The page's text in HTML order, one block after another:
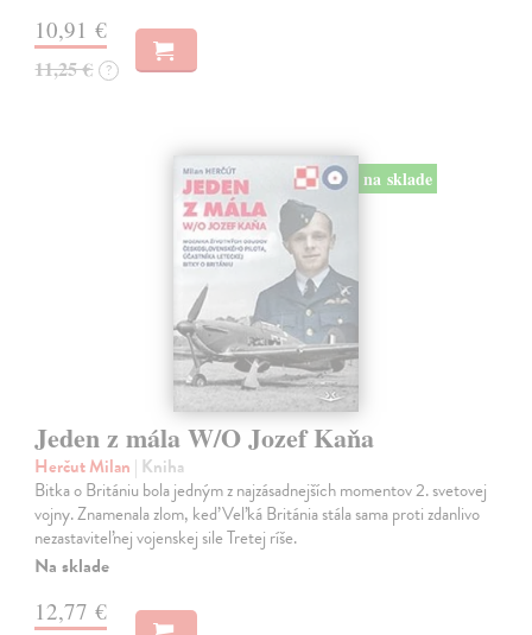
10,91 €
11,25 € ?
na sklade
Jeden z mála W/O Jozef Kaňa
Herčut Milan | Kniha
Bitka o Britániu bola jedným z najzásadnejších momentov 2. svetovej
vojny. Znamenala zlom, keď Veľká Británia stála sama proti zdanlivo
nezastaviteľnej vojenskej sile Tretej ríše.
Na sklade
12,77 €